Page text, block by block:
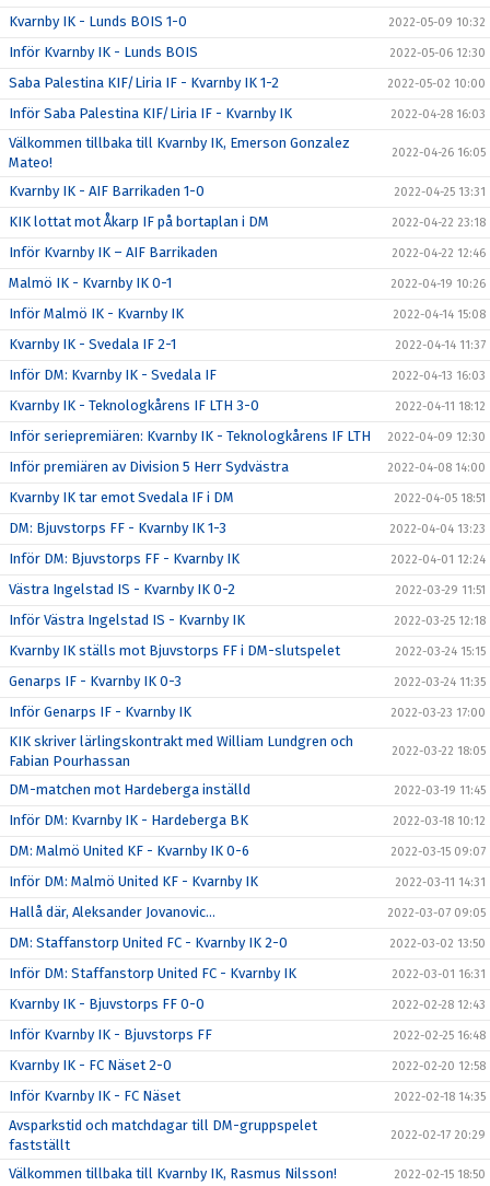
Kvarnby IK - Lunds BOIS 1-0 2022-05-09 10:32
Inför Kvarnby IK - Lunds BOIS 2022-05-06 12:30
Saba Palestina KIF/Liria IF - Kvarnby IK 1-2 2022-05-02 10:00
Inför Saba Palestina KIF/Liria IF - Kvarnby IK 2022-04-28 16:03
Välkommen tillbaka till Kvarnby IK, Emerson Gonzalez
Mateo!
2022-04-26 16:05
Kvarnby IK - AIF Barrikaden 1-0 2022-04-25 13:31
KIK lottat mot Åkarp IF på bortaplan i DM 2022-04-22 23:18
Inför Kvarnby IK – AIF Barrikaden 2022-04-22 12:46
Malmö IK - Kvarnby IK 0-1 2022-04-19 10:26
Inför Malmö IK - Kvarnby IK 2022-04-14 15:08
Kvarnby IK - Svedala IF 2-1 2022-04-14 11:37
Inför DM: Kvarnby IK - Svedala IF 2022-04-13 16:03
Kvarnby IK - Teknologkårens IF LTH 3-0 2022-04-11 18:12
Inför seriepremiären: Kvarnby IK - Teknologkårens IF LTH 2022-04-09 12:30
Inför premiären av Division 5 Herr Sydvästra 2022-04-08 14:00
Kvarnby IK tar emot Svedala IF i DM 2022-04-05 18:51
DM: Bjuvstorps FF - Kvarnby IK 1-3 2022-04-04 13:23
Inför DM: Bjuvstorps FF - Kvarnby IK 2022-04-01 12:24
Västra Ingelstad IS - Kvarnby IK 0-2 2022-03-29 11:51
Inför Västra Ingelstad IS - Kvarnby IK 2022-03-25 12:18
Kvarnby IK ställs mot Bjuvstorps FF i DM-slutspelet 2022-03-24 15:15
Genarps IF - Kvarnby IK 0-3 2022-03-24 11:35
Inför Genarps IF - Kvarnby IK 2022-03-23 17:00
KIK skriver lärlingskontrakt med William Lundgren och
Fabian Pourhassan
2022-03-22 18:05
DM-matchen mot Hardeberga inställd 2022-03-19 11:45
Inför DM: Kvarnby IK - Hardeberga BK 2022-03-18 10:12
DM: Malmö United KF - Kvarnby IK 0-6 2022-03-15 09:07
Inför DM: Malmö United KF - Kvarnby IK 2022-03-11 14:31
Hallå där, Aleksander Jovanovic... 2022-03-07 09:05
DM: Staffanstorp United FC - Kvarnby IK 2-0 2022-03-02 13:50
Inför DM: Staffanstorp United FC - Kvarnby IK 2022-03-01 16:31
Kvarnby IK - Bjuvstorps FF 0-0 2022-02-28 12:43
Inför Kvarnby IK - Bjuvstorps FF 2022-02-25 16:48
Kvarnby IK - FC Näset 2-0 2022-02-20 12:58
Inför Kvarnby IK - FC Näset 2022-02-18 14:35
Avsparkstid och matchdagar till DM-gruppspelet
fastställt
2022-02-17 20:29
Välkommen tillbaka till Kvarnby IK, Rasmus Nilsson! 2022-02-15 18:50